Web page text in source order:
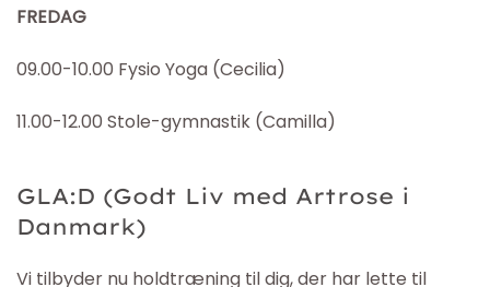
FREDAG
09.00-10.00 Fysio Yoga (Cecilia)
11.00-12.00 Stole-gymnastik (Camilla)
GLA:D (Godt Liv med Artrose i
Danmark)
Vi tilbyder nu holdtræning til dig, der har lette til